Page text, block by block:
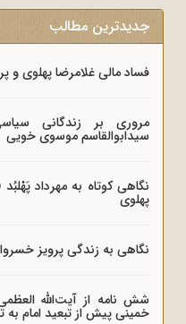
جدیدترین مطالب
فساد مالی غلامرضا پهلوی و
مروری بر زندگانی
سیدابوالقاسم موسوی خویی
نگاهی کوتاه به مهرداد
پهلوی
نگاهی به زندگی پرویز
شش نامه از آیت‌الله
خمینی پیش از تبعید امام به